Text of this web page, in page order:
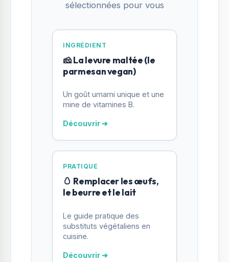
sélectionnées pour vous
INGRÉDIENT
🧀 La levure maltée (le
parmesan vegan)
Un goût umami unique et une
mine de vitamines B.
Découvrir ➔
PRATIQUE
🥚 Remplacer les œufs,
le beurre et le lait
Le guide pratique des
substituts végétaliens en
cuisine.
Découvrir ➔